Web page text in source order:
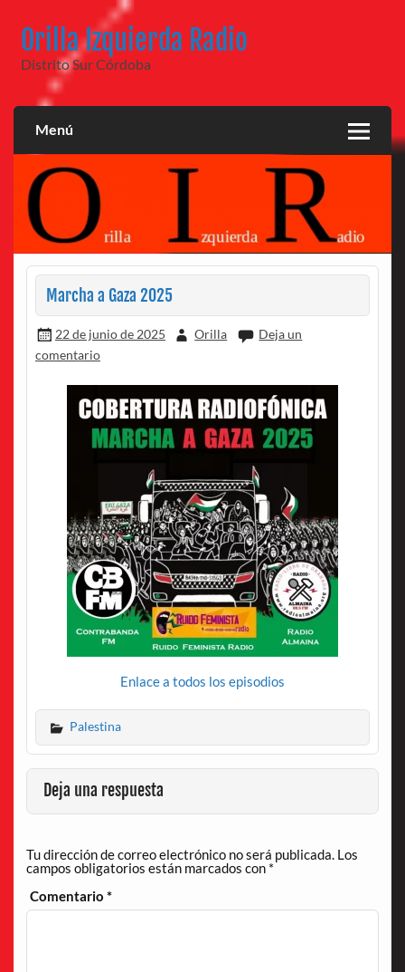
contenido
Orilla Izquierda Radio
Distrito Sur Córdoba
Menú
Marcha a Gaza 2025
22 de junio de 2025 Orilla
Deja un
comentario
Enlace a todos los episodios
Palestina
Deja una respuesta
Tu dirección de correo electrónico no será publicada. Los
campos obligatorios están marcados con *
Comentario*